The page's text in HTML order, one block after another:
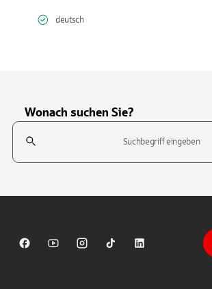
deutsch
Wonach suchen Sie?
Suchfeld
Sparkasse auf Facebook
Sparkasse auf Youtube
Sparkasse auf Instagram
Sparkasse auf TikTok
Sparkasse auf